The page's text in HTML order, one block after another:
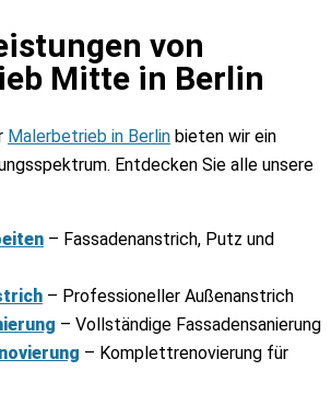
von
Mitte in Berlin
Malerbetrieb in Berlin bieten wir ein
Entdecken Sie alle unsere
– Fassadenanstrich, Putz und
– Professioneller Außenanstrich
– Vollständige Fassadensanierung
– Komplettrenovierung für